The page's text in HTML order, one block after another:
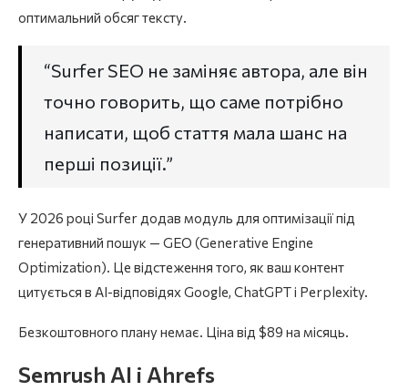
оптимальний обсяг тексту.
“Surfer SEO не заміняє автора, але він
точно говорить, що саме потрібно
написати, щоб стаття мала шанс на
перші позиції.”
У 2026 році Surfer додав модуль для оптимізації під
генеративний пошук — GEO (Generative Engine
Optimization). Це відстеження того, як ваш контент
цитується в AI-відповідях Google, ChatGPT і Perplexity.
Безкоштовного плану немає. Ціна від $89 на місяць.
Semrush AI і Ahrefs